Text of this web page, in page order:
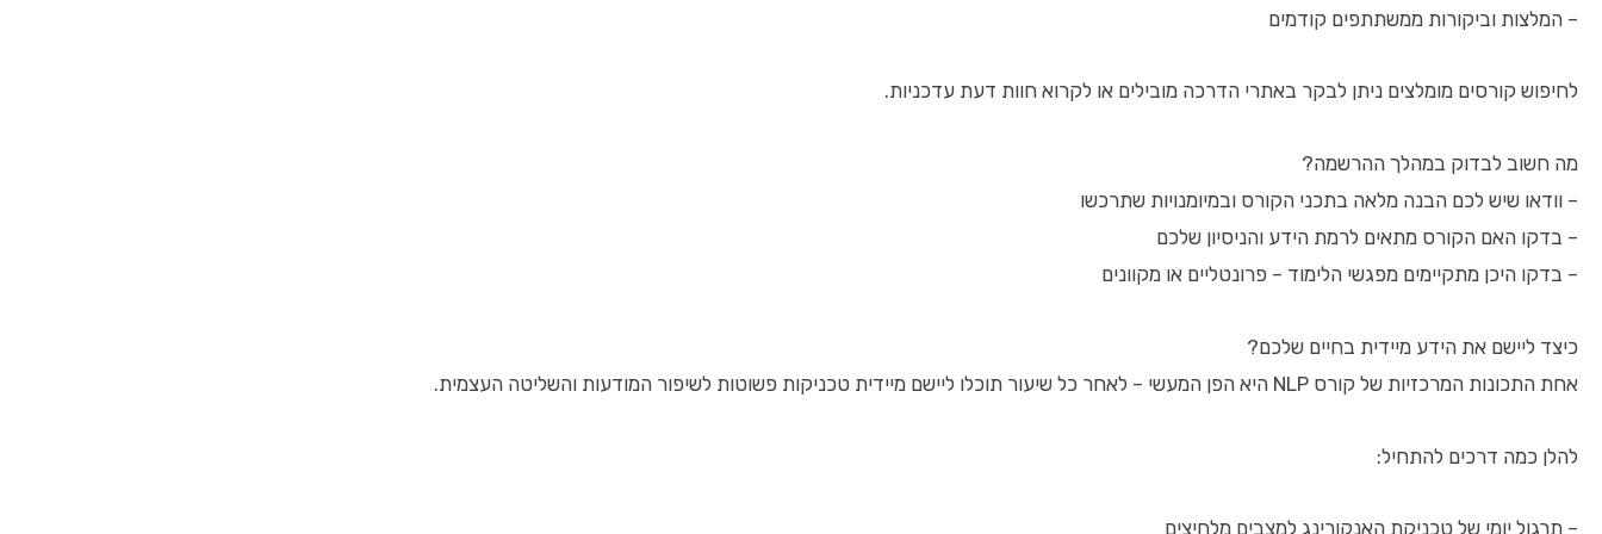
– המלצות וביקורות ממשתתפים קודמים
לחיפוש קורסים מומלצים ניתן לבקר באתרי הדרכה מובילים או לקרוא חוות דעת עדכניות.
מה חשוב לבדוק במהלך ההרשמה?
– וודאו שיש לכם הבנה מלאה בתכני הקורס ובמיומנויות שתרכשו
– בדקו האם הקורס מתאים לרמת הידע והניסיון שלכם
– בדקו היכן מתקיימים מפגשי הלימוד – פרונטליים או מקוונים
כיצד ליישם את הידע מיידית בחיים שלכם?
אחת התכונות המרכזיות של קורס NLP היא הפן המעשי – לאחר כל שיעור תוכלו ליישם מיידית טכניקות פשוטות לשיפור המודעות והשליטה העצמית.
להלן כמה דרכים להתחיל:
– תרגול יומי של טכניקת האנקורינג למצבים מלחיצים